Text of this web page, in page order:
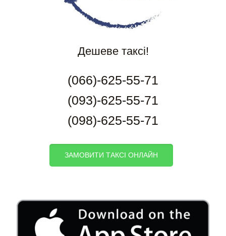
Дешеве таксі!
(066)-625-55-71
(093)-625-55-71
(098)-625-55-71
ЗАМОВИТИ ТАКСІ ОНЛАЙН